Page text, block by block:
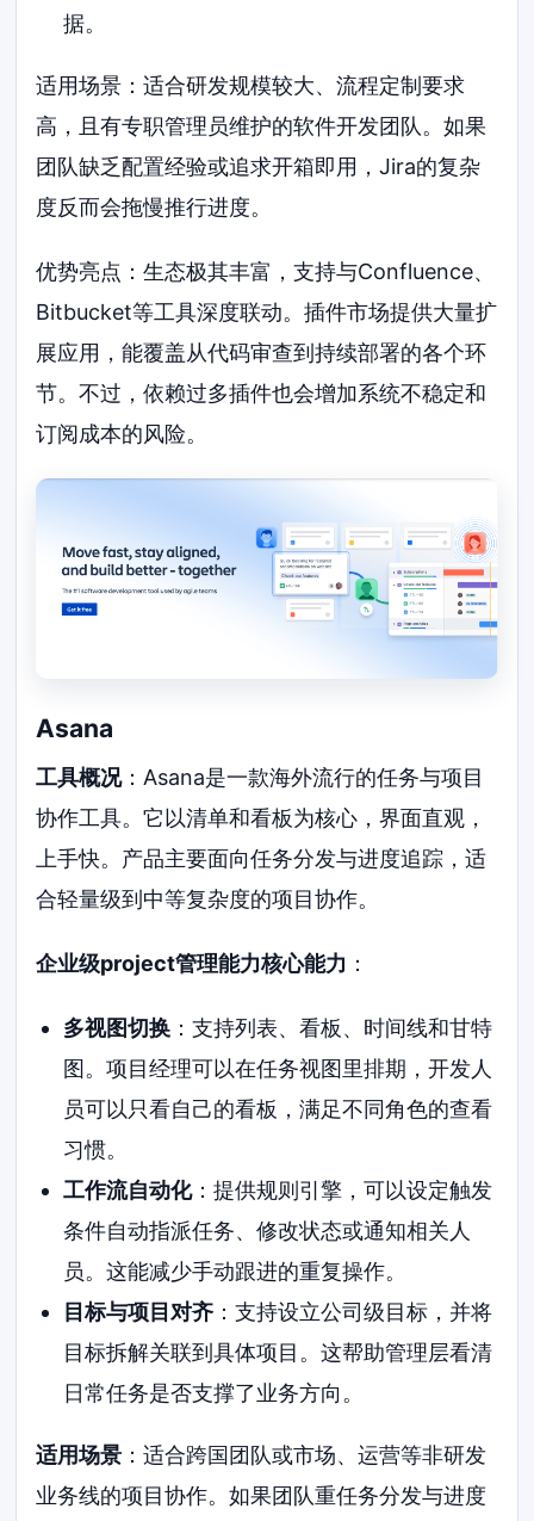
据。
适用场景：适合研发规模较大、流程定制要求
高，且有专职管理员维护的软件开发团队。如果
团队缺乏配置经验或追求开箱即用，Jira的复杂
度反而会拖慢推行进度。
优势亮点：生态极其丰富，支持与Confluence、
Bitbucket等工具深度联动。插件市场提供大量扩
展应用，能覆盖从代码审查到持续部署的各个环
节。不过，依赖过多插件也会增加系统不稳定和
订阅成本的风险。
Asana
工具概况：Asana是一款海外流行的任务与项目
协作工具。它以清单和看板为核心，界面直观，
上手快。产品主要面向任务分发与进度追踪，适
合轻量级到中等复杂度的项目协作。
企业级project管理能力核心能力 ：
多视图切换：支持列表、看板、时间线和甘特
图。项目经理可以在任务视图里排期，开发人
员可以只看自己的看板，满足不同角色的查看
习惯。
工作流自动化：提供规则引擎，可以设定触发
条件自动指派任务、修改状态或通知相关人
员。这能减少手动跟进的重复操作。
目标与项目对齐：支持设立公司级目标，并将
目标拆解关联到具体项目。这帮助管理层看清
日常任务是否支撑了业务方向。
适用场景 ：适合跨国团队或市场、运营等非研发
业务线的项目协作。如果团队重任务分发与进度